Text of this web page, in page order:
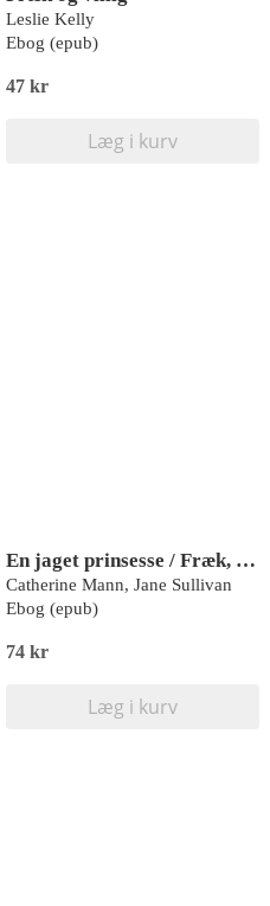
Leslie Kelly
Ebog (epub)
47 kr
Læg i kurv
En jaget prinsesse / Fræk, frækkere...
Catherine Mann, Jane Sullivan
Ebog (epub)
74 kr
Læg i kurv